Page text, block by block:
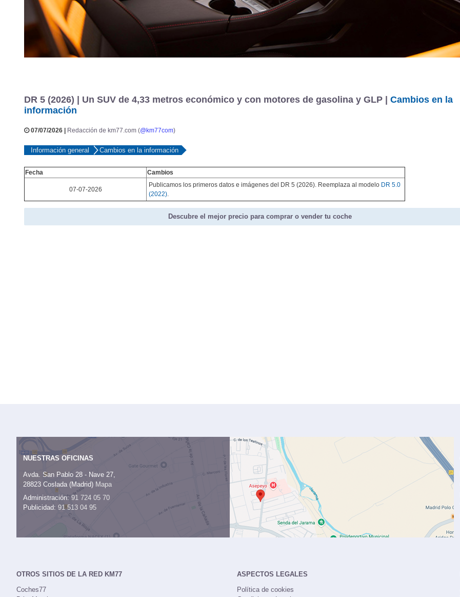
DR 5 (2026) | Un SUV de 4,33 metros económico y con motores de gasolina y GLP | Cambios en la
información
07/07/2026 | Redacción de km77.com (@km77com)
Información general Cambios en la información
Fecha Cambios
07-07-2026
Publicamos los primeros datos e imágenes del DR 5 (2026). Reemplaza al modelo DR 5.0
(2022)
Descubre el mejor precio para comprar o vender tu coche
NUESTRAS OFICINAS
Avda. San Pablo 28 - Nave 27,
28823 Coslada (Madrid) Mapa
Administración:91 724 05 70
Publicidad: 91 513 04 95
OTROS SITIOS DE LA RED KM77
Coches77
ASPECTOS LEGALES
Política de cookies